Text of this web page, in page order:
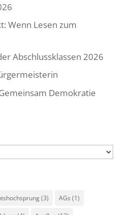
Wenn Lesen zum
Abschlussklassen 2026
Demokratie
(3) AGs (1)